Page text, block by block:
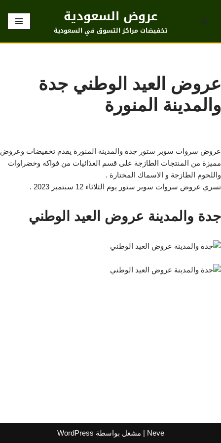
تخطى
عروض السعودية
تخفيضات مراكز التسوق في السعودية
عروض العيد الوطني جدة
والمدينة المنورة
عروض سروات سوبر ستور جدة والمدينة المنورة يقدم تخفيضات وعروض
مميزة من المنتجات الطازجة على قسم الغذائيات من فواكه وخضراوات
واللحوم الطازجة و الاسماك المختارة .
تسري عروض سروات سوبر ستور يوم الثلاثاء 12 سبتمبر 2023 .
جدة والمدينة عروض العيد الوطني
Neve | مشغل بواسطة WordPress
اشترك لتصلك عروض مراكز التسوق